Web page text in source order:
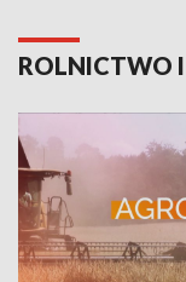
ROLNICTWO